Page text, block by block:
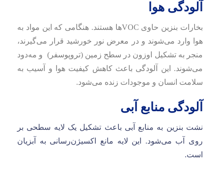
آلودگی هوا
بخارات بنزین حاوی VOCها هستند. هنگامی که این مواد به
هوا وارد می‌شوند و در معرض نور خورشید قرار می‌گیرند،
منجر به تشکیل اوزون در سطح زمین (تروپوسفر) و مه‌دود
می‌شوند.
این آلودگی باعث کاهش کیفیت هوا و آسیب به
سلامت انسان و موجودات زنده می‌شود.
آلودگی منابع آبی
نشت بنزین به منابع آبی باعث تشکیل یک لایه سطحی بر
روی آب می‌شود. این لایه مانع اکسیژن‌رسانی به آبزیان
است.